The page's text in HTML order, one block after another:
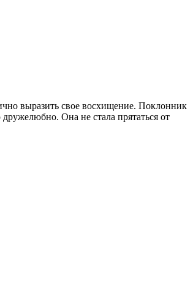
выразить свое восхищение. Поклонник
Она не стала прятаться от